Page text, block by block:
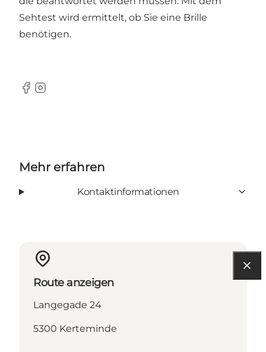
Sehtest wird ermittelt, ob Sie eine Brille
benötigen.
Facebook
Instagram
Mehr erfahren
Kontaktinformationen
Route anzeigen
Langegade 24
5300 Kerteminde